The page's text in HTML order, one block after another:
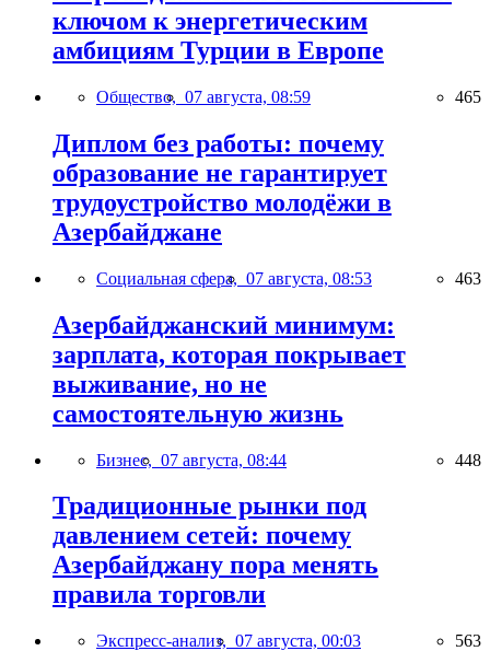
ключом к энергетическим
амбициям Турции в Европе
Общество, 07 августа, 08:59 465
Диплом без работы: почему
образование не гарантирует
трудоустройство молодёжи в
Азербайджане
Социальная сфера, 07 августа, 08:53 463
Азербайджанский минимум:
зарплата, которая покрывает
выживание, но не
самостоятельную жизнь
Бизнес, 07 августа, 08:44 448
Традиционные рынки под
давлением сетей: почему
Азербайджану пора менять
правила торговли
Экспресс-анализ, 07 августа, 00:03 563